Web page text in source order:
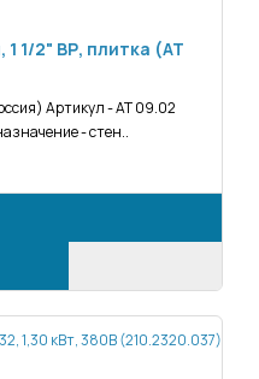
1/2" ВР, плитка (АТ
Артикул - АТ 09.02
- стен..